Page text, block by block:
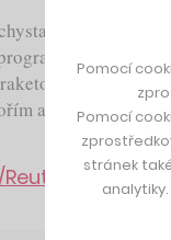
získávání
který se točí
rostoucích
a centrům
status/
Pomocí
Pomocí
stránek